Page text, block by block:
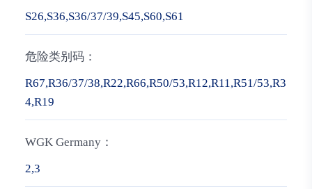
S26,S36,S36/37/39,S45,S60,S61
危险类别码：
R67,R36/37/38,R22,R66,R50/53,R12,R11,R51/53,R3
4,R19
WGK Germany：
2,3